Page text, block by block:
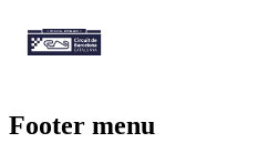
Footer menu